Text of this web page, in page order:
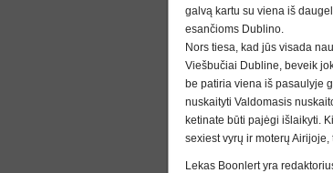
galvą kartu su viena iš
esančioms Dublino.
Nors tiesa, kad jūs visada
Viešbučiai Dubline, beveik
be patiria viena iš pasaulyje
nuskaityti Valdomasis
ketinate būti pajėgi išlaikyti.
sexiest vyrų ir moterų
Lekas Boonlert yra